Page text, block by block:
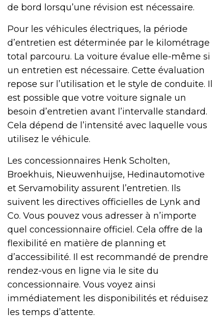
de bord lorsqu’une révision est nécessaire.
Pour les véhicules électriques, la période
d’entretien est déterminée par le kilométrage
total parcouru. La voiture évalue elle-même si
un entretien est nécessaire. Cette évaluation
repose sur l’utilisation et le style de conduite. Il
est possible que votre voiture signale un
besoin d’entretien avant l’intervalle standard.
Cela dépend de l’intensité avec laquelle vous
utilisez le véhicule.
Les concessionnaires Henk Scholten,
Broekhuis, Nieuwenhuijse, Hedinautomotive
et Servamobility assurent l’entretien. Ils
suivent les directives officielles de Lynk and
Co. Vous pouvez vous adresser à n’importe
quel concessionnaire officiel. Cela offre de la
flexibilité en matière de planning et
d’accessibilité. Il est recommandé de prendre
rendez-vous en ligne via le site du
concessionnaire. Vous voyez ainsi
immédiatement les disponibilités et réduisez
les temps d’attente.